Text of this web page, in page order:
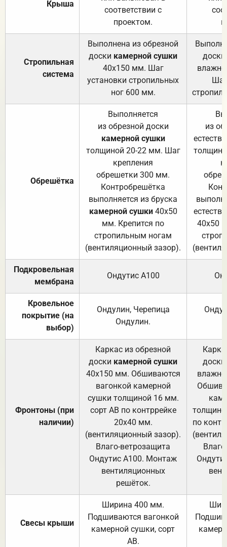
Крыша
соответствии с
проектом.
Стропильная
система
Выполнена из обрезной
доски камерной сушки
40х150 мм. Шаг
установки стропильных
ног 600 мм.
доски
Обрешётка
Выполняется
из обрезной доски
камерной сушки
толщиной 20-22 мм. Шаг
крепления
обрешетки 300 мм.
Контробрешётка
выполняется из бруска
камерной сушки40х50
мм. Крепится по
стропильным ногам
(вентиляционный зазор).
из
40х50
Подкровельная
мембрана
Ондутис А100
Кровельное
покрытие (на
выбор)
Ондулин, Черепица
Ондулин.
Фронтоны (при
наличии)
Каркас из обрезной
доски камерной сушки
40х150 мм. Обшиваются
вагонкой камерной
сушки толщиной 16 мм.
сорт АВ по контррейке
20х40 мм.
(вентиляционный зазор).
Влаго-ветрозащита
Ондутис А100. Монтаж
вентиляционных
решёток.
доски
по
Свесы крыши
Ширина 400 мм.
Подшиваются вагонкой
камерной сушки, сорт
АВ.